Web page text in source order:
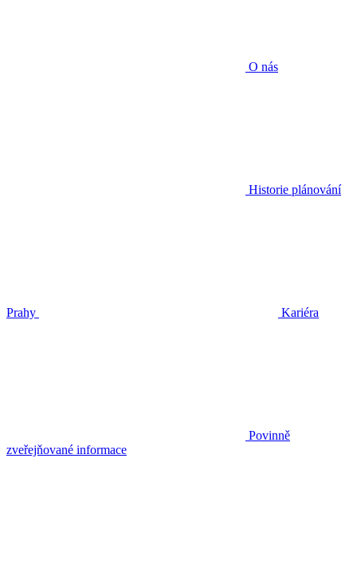
O nás
Historie plánování
Prahy Kariéra
Povinně
zveřejňované informace